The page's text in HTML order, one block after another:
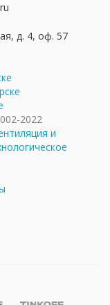
д. 4, оф. 57
2022
и